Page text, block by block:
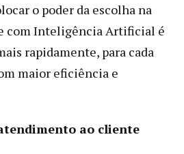
o poder da escolha na
com Inteligência Artificial é
rapidamente, para cada
maior eficiência e
ao cliente